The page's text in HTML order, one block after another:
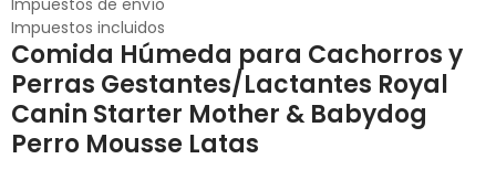
Impuestos de envío
Impuestos incluidos
Comida Húmeda para Cachorros y
Perras Gestantes/Lactantes Royal
Canin Starter Mother & Babydog
Perro Mousse Latas